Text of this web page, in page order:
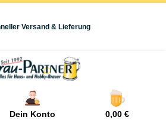
Versand & Lieferung
Dein Konto 0,00 €